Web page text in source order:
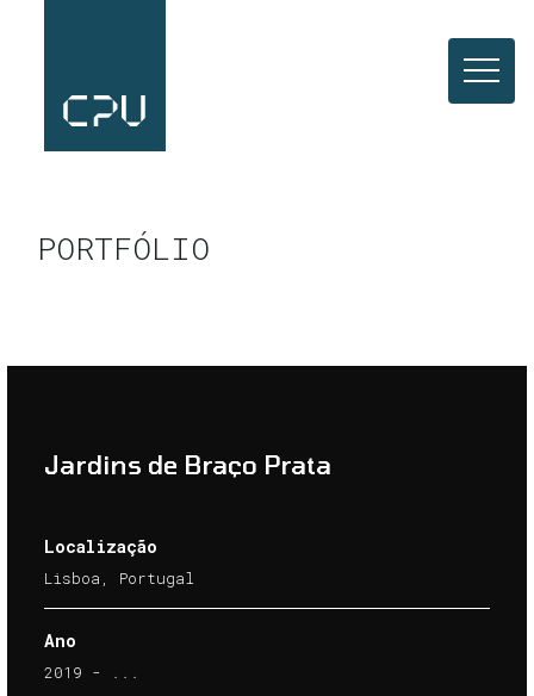
PORTFÓLIO
Jardins de Braço Prata
Localização
Lisboa, Portugal
Ano
2019 - ...